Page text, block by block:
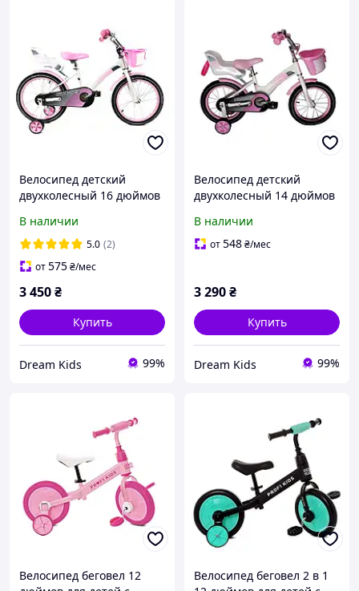
Велосипед детский
двухколесный 16 дюймов
розовый
В наличии
5.0 (2)
от575₴/мес
3 450₴
Купить
Dream Kids 99%
Велосипед детский
двухколесный 14 дюймов
розовый
В наличии
от548₴/мес
3 290₴
Купить
Dream Kids 99%
Велосипед беговел 12
Велосипед беговел 2 в 1